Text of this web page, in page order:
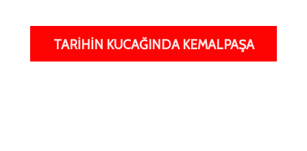
TARIHIN KUCAĞINDA KEMALPAŞA